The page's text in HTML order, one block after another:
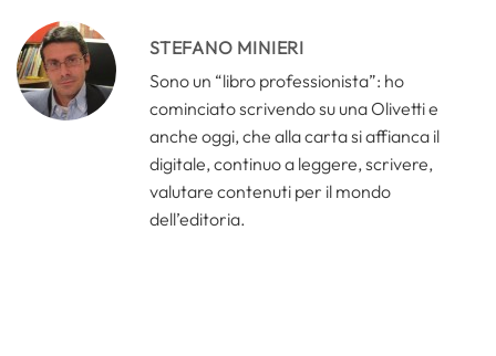
STEFANO MINIERI
Sono un “libro professionista”: ho
cominciato scrivendo su una Olivetti e
anche oggi, che alla carta si affianca il
digitale, continuo a leggere, scrivere,
valutare contenuti per il mondo
dell’editoria.